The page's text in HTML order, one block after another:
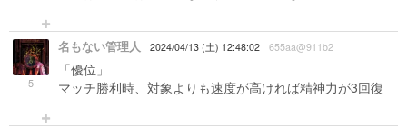
5
名もない管理人 2024/04/13 (土) 12:48:02 655aa@911b2
「優位」
マッチ勝利時、対象よりも速度が高ければ精神力が3回復